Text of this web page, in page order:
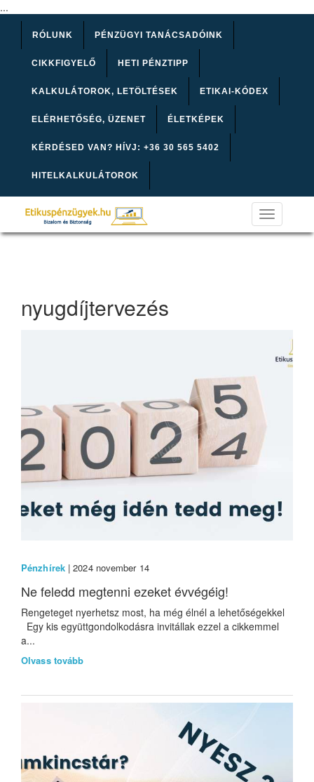
...
RÓLUNK PÉNZÜGYI TANÁCSADÓINK
CIKKFIGYELŐ HETI PÉNZTIPP
KALKULÁTOROK, LETÖLTÉSEK ETIKAI-KÓDEX
ELÉRHETŐSÉG, ÜZENET ÉLETKÉPEK
KÉRDÉSED VAN? HÍVJ: +36 30 565 5402
HITELKALKULÁTOROK
Toggle
navigation
nyugdíjtervezés
Pénzhírek| 2024 november 14
Ne feledd megtenni ezeket évvégéig!
Rengeteget nyerhetsz most, ha még élnél a lehetőségekkel
Egy kis együttgondolkodásra invitállak ezzel a cikkemmel
a...
Olvass tovább